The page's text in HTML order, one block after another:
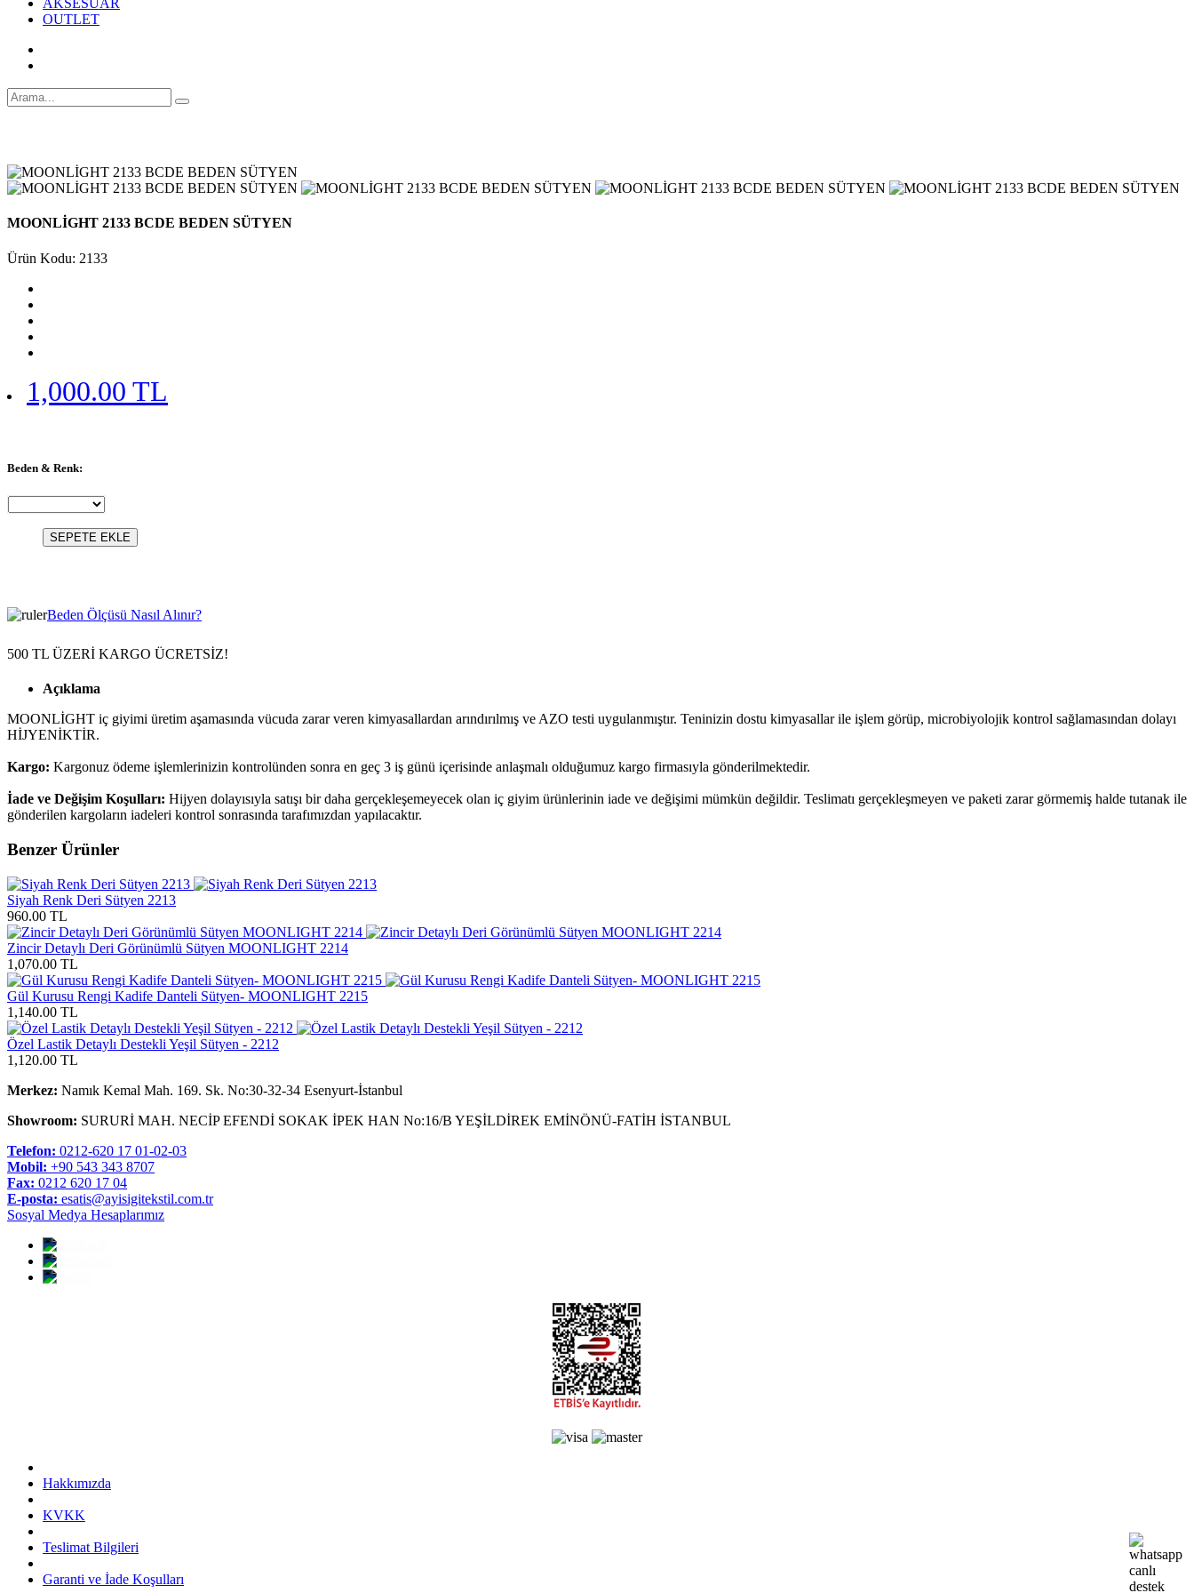
AKSESUAR
OUTLET
MOONLİGHT 2133 BCDE BEDEN SÜTYEN
Ürün Kodu: 2133
1,000.00 TL
Beden & Renk:
SEPETE EKLE
Beden Ölçüsü Nasıl Alınır?
500 TL ÜZERİ KARGO ÜCRETSİZ!
Açıklama
MOONLİGHT iç giyimi üretim aşamasında vücuda zarar veren kimyasallardan arındırılmış ve AZO testi uygulanmıştır. Teninizin dostu kimyasallar ile işlem görüp, microbiyolojik kontrol sağlamasından dolayı
HİJYENİKTİR.
Kargo: Kargonuz ödeme işlemlerinizin kontrolünden sonra en geç 3 iş günü içerisinde anlaşmalı olduğumuz kargo firmasıyla gönderilmektedir.
İade ve Değişim Koşulları: Hijyen dolayısıyla satışı bir daha gerçekleşemeyecek olan iç giyim ürünlerinin iade ve değişimi mümkün değildir. Teslimatı gerçekleşmeyen ve paketi zarar görmemiş halde tutanak ile
gönderilen kargoların iadeleri kontrol sonrasında tarafımızdan yapılacaktır.
Benzer Ürünler
Siyah Renk Deri Sütyen 2213
960.00 TL
Zincir Detaylı Deri Görünümlü Sütyen MOONLIGHT 2214
1,070.00 TL
Gül Kurusu Rengi Kadife Danteli Sütyen- MOONLIGHT 2215
1,140.00 TL
Özel Lastik Detaylı Destekli Yeşil Sütyen - 2212
1,120.00 TL
Merkez: Namık Kemal Mah. 169. Sk. No:30-32-34 Esenyurt-İstanbul
Showroom: SURURİ MAH. NECİP EFENDİ SOKAK İPEK HAN No:16/B YEŞİLDİREK EMİNÖNÜ-FATİH İSTANBUL
Telefon: 0212-620 17 01-02-03
Mobil: +90 543 343 8707
Fax: 0212 620 17 04
E-posta: esatis@ayisigitekstil.com.tr
Sosyal Medya Hesaplarımız
Hakkımızda
KVKK
Teslimat Bilgileri
Garanti ve İade Koşulları